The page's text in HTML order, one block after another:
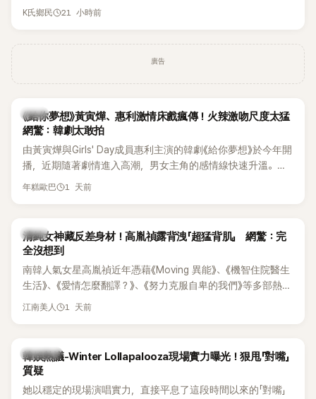
終不幸身亡，消息曝光後震驚韓網，也讓不少粉絲湧入社群平
K氏鄉民 21 小時前
廣告
韓劇
《給你夢想》黃寅燁、惠利激情床戲瘋傳！火辣激吻尺度太猛
網驚：韓劇太敢拍
由黃寅燁與Girls' Day成員惠利主演的韓劇《給你夢想》於今年開
播，近期隨著劇情進入高潮，男女主角的感情線快速升溫。最
新播出的第8集不僅上演火辣吻戲，更接連出現床戲橋段，讓
年糕歐巴 1 天前
韓星
清純女神藏反差身材！高胤禎露背洩「超猛背肌」 網驚：完
全沒想到
南韓人氣女星高胤禎近年憑藉《Moving 異能》、《機智住院醫生
生活》、《愛情怎麼翻譯？》、《努力克服自卑的我們》等多部熱門
作品，躍升為韓劇新一代女神代表，不僅演技備受肯定，精緻
細身材下的超狂背肌與肩膀線條，反差感十足，讓不少網友看
傻直呼：「原來她身材這麼猛！」
江南美人 1 天前
熱議討論
韓娛熱議-Winter Lollapalooza現場實力曝光！狠甩「對嘴」
質疑
她以穩定的現場演唱實力，直接平息了這段時間以來的「對嘴」